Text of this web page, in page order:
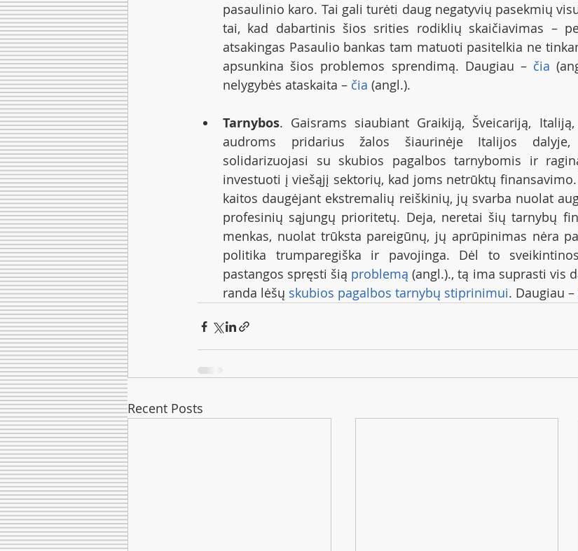
pasaulinio karo. Tai gali turėti daug negatyvių pasekmių
tai, kad dabartinis šios srities rodiklių skaičiavimas –
atsakingas Pasaulio bankas tam matuoti pasitelkia ne
apsunkina šios problemos sprendimą. Daugiau – čia
nelygybės ataskaita – čia (angl.).
Tarnybos. Gaisrams siaubiant Graikiją, Šveicariją,
audroms pridarius žalos šiaurinėje Italijos dalyje,
solidarizuojasi su skubios pagalbos tarnybomis ir
investuoti į viešąjį sektorių, kad joms netrūktų
kaitos daugėjant ekstremalių reiškinių, jų svarba nuolat
profesinių sąjungų prioritetų. Deja, neretai šių tarnybų
menkas, nuolat trūksta pareigūnų, jų aprūpinimas nėra
politika trumparegiška ir pavojinga. Dėl to
pastangos spręsti šią problemą (angl.)., tą ima suprasti vis
randa lėšų skubios pagalbos tarnybų stiprinimui. Daugiau –
Recent Posts